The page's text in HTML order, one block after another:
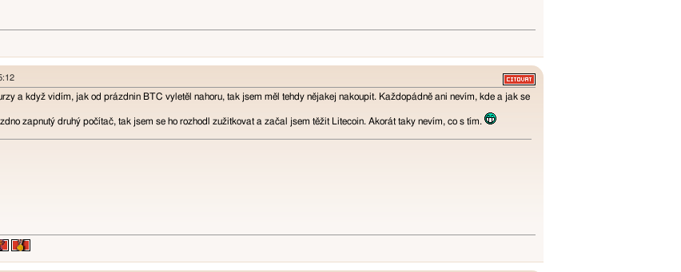
a když vidím, jak od prázdnin BTC vyletěl nahoru, tak jsem měl tehdy nějakej nakoupit. Každopádně ani nevím, kde a jak se
zapnutý druhý počítač, tak jsem se ho rozhodl zužitkovat a začal jsem těžit Litecoin. Akorát taky nevím, co s tím.